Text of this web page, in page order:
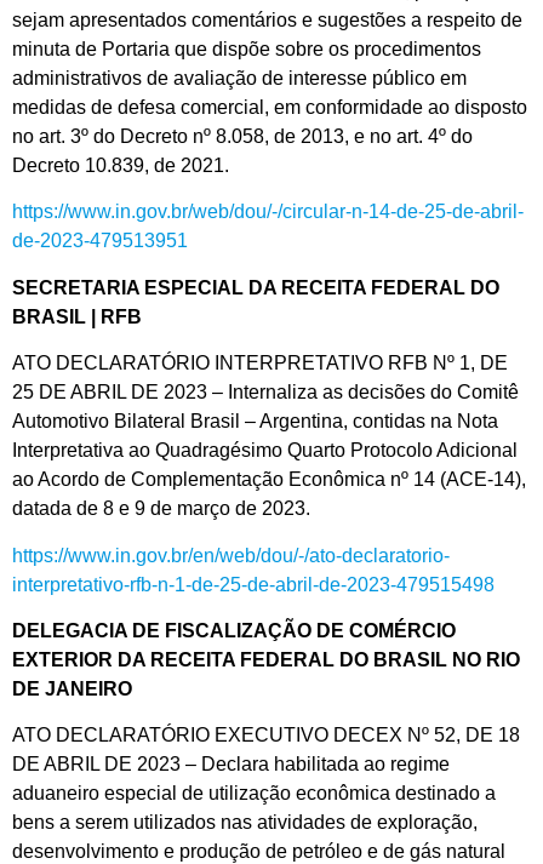
sejam apresentados comentários e sugestões a respeito de
minuta de Portaria que dispõe sobre os procedimentos
administrativos de avaliação de interesse público em
medidas de defesa comercial, em conformidade ao disposto
no art. 3º do Decreto nº 8.058, de 2013, e no art. 4º do
Decreto 10.839, de 2021.
https://www.in.gov.br/web/dou/-/circular-n-14-de-25-de-abril-
de-2023-479513951
SECRETARIA ESPECIAL DA RECEITA FEDERAL DO
BRASIL | RFB
ATO DECLARATÓRIO INTERPRETATIVO RFB Nº 1, DE
25 DE ABRIL DE 2023 – Internaliza as decisões do Comitê
Automotivo Bilateral Brasil – Argentina, contidas na Nota
Interpretativa ao Quadragésimo Quarto Protocolo Adicional
ao Acordo de Complementação Econômica nº 14 (ACE-14),
datada de 8 e 9 de março de 2023.
https://www.in.gov.br/en/web/dou/-/ato-declaratorio-
interpretativo-rfb-n-1-de-25-de-abril-de-2023-479515498
DELEGACIA DE FISCALIZAÇÃO DE COMÉRCIO
EXTERIOR DA RECEITA FEDERAL DO BRASIL NO RIO
DE JANEIRO
ATO DECLARATÓRIO EXECUTIVO DECEX Nº 52, DE 18
DE ABRIL DE 2023 – Declara habilitada ao regime
aduaneiro especial de utilização econômica destinado a
bens a serem utilizados nas atividades de exploração,
desenvolvimento e produção de petróleo e de gás natural